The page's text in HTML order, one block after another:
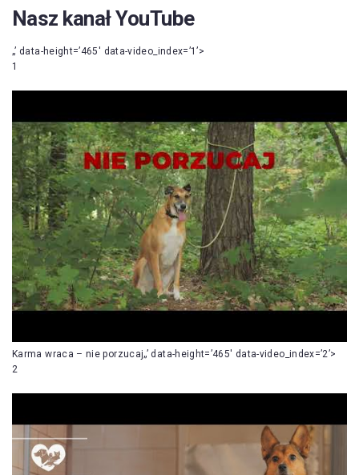
Nasz kanał YouTube
„’ data-height=’465′ data-video_index=’1’>
1
Karma wraca – nie porzucaj„’ data-height=’465′ data-video_index=’2’>
2